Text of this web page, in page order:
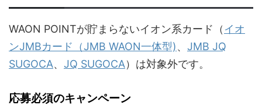
WAON POINTが貯まらないイオン系カード（ イオ
ンJMBカード（JMB WAON一体型)、 JMB JQ
SUGOCA、 JQ SUGOCA）は対象外です。
応募必須のキャンペーン